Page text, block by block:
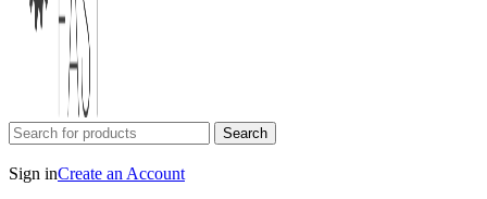
Search
Sign inCreate an Account